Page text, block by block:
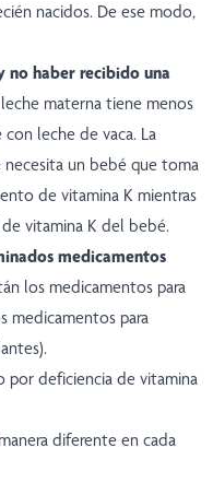
nacidos. De ese modo,
no haber recibido una
leche materna tiene menos
leche de vaca. La
un bebé que toma
de vitamina K mientras
vitamina K del bebé.
medicamentos
los medicamentos para
medicamentos para
por deficiencia de vitamina
diferente en cada